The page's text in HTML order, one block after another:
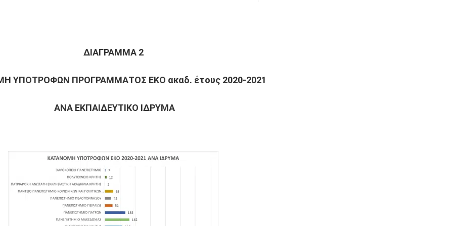
ΔΙΑΓΡΑΜΜΑ 2
ΥΠΟΤΡΟΦΩΝ ΠΡΟΓΡΑΜΜΑΤΟΣ ΕΚΟ ακαδ. έτους 2020-2021
ΑΝΑ ΕΚΠΑΙΔΕΥΤΙΚΟ ΙΔΡΥΜΑ